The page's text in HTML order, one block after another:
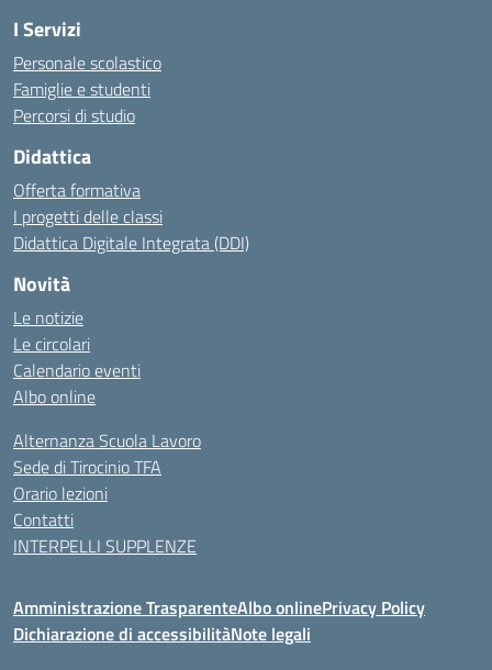
I Servizi
Personale scolastico
Famiglie e studenti
Percorsi di studio
Didattica
Offerta formativa
I progetti delle classi
Didattica Digitale Integrata (DDI)
Novità
Le notizie
Le circolari
Calendario eventi
Albo online
Alternanza Scuola Lavoro
Sede di Tirocinio TFA
Orario lezioni
Contatti
INTERPELLI SUPPLENZE
Amministrazione TrasparenteAlbo onlinePrivacy Policy
Dichiarazione di accessibilitàNote legali